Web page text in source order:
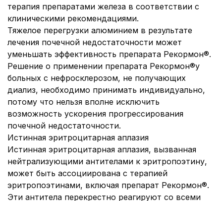
терапия препаратами железа в соответствии с
клиническими рекомендациями.
Тяжелое перегрузки алюминием в результате
лечения почечной недостаточности может
уменьшать эффективность препарата Рекормон®.
Решение о применении препарата Рекормон®у
больных с нефросклерозом, не получающих
диализ, необходимо принимать индивидуально,
потому что нельзя вполне исключить
возможность ускорения прогрессирования
почечной недостаточности.
Истинная эритроцитарная аплазия
Истинная эритроцитарная аплазия, вызванная
нейтрализующими антителами к эритропоэтину,
может быть ассоциирована с терапией
эритропоэтинами, включая препарат Рекормон®.
Эти антитела перекрестно реагируют со всеми